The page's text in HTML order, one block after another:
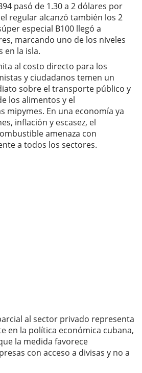
pasó de 1.30 a 2 dólares por
regular alcanzó también los 2
especial B100 llegó a
marcando uno de los niveles
en la isla.
al costo directo para los
y ciudadanos temen un
sobre el transporte público y
los alimentos y el
mipymes. En una economía ya
inflación y escasez, el
amenaza con
a todos los sectores.
al sector privado representa
en la política económica cubana,
la medida favorece
con acceso a divisas y no a